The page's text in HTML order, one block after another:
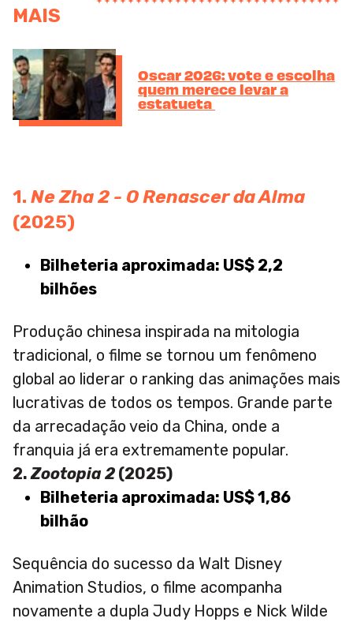
MAIS
Oscar 2026: vote e escolha
quem merece levar a
estatueta
1. Ne Zha 2 - O Renascer da Alma
(2025)
Bilheteria aproximada: US$ 2,2
bilhões
Produção chinesa inspirada na mitologia
tradicional, o filme se tornou um fenômeno
global ao liderar o ranking das animações mais
lucrativas de todos os tempos. Grande parte
da arrecadação veio da China, onde a
franquia já era extremamente popular.
2.Zootopia 2 (2025)
Bilheteria aproximada: US$ 1,86
bilhão
Sequência do sucesso da Walt Disney
Animation Studios, o filme acompanha
novamente a dupla Judy Hopps e Nick Wilde